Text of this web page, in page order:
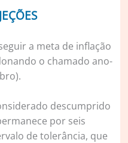
a meta de inflação
o chamado ano-
descumprido
por seis
de tolerância, que